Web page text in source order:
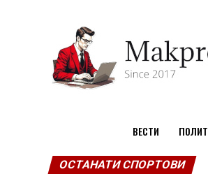
ВЕСТИ
ОСТАНАТИ СПОРТОВИ